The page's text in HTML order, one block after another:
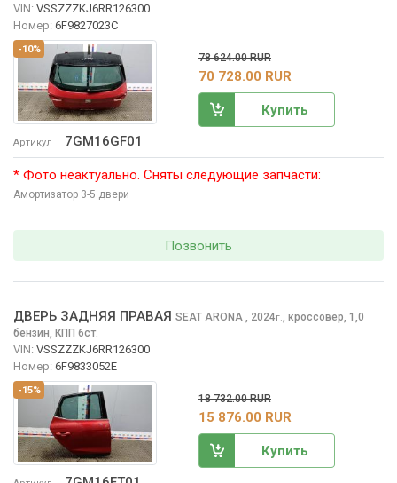
-10%
Артикул 7GM16GF01
VIN: VSSZZZKJ6RR126300
Номер: 6F9827023C
78 624.00 RUR
70 728.00 RUR
Купить
* Фото неактуально. Сняты следующие запчасти:
Амортизатор 3-5 двери
Позвонить
-15%
ДВЕРЬ ЗАДНЯЯ ПРАВАЯ SEAT ARONA , 2024г. кроссовер, 1,0
бензин, КПП 6ст.
VIN: VSSZZZKJ6RR126300
Номер: 6F9833052E
18 732.00 RUR
15 876.00 RUR
Купить